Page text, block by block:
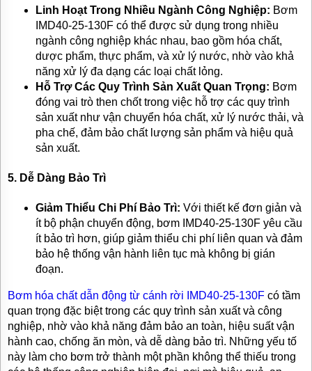
Linh Hoạt Trong Nhiều Ngành Công Nghiệp: Bơm
IMD40-25-130F có thể được sử dụng trong nhiều
ngành công nghiệp khác nhau, bao gồm hóa chất,
dược phẩm, thực phẩm, và xử lý nước, nhờ vào khả
năng xử lý đa dạng các loại chất lỏng.
Hỗ Trợ Các Quy Trình Sản Xuất Quan Trọng: Bơm
đóng vai trò then chốt trong việc hỗ trợ các quy trình
sản xuất như vận chuyển hóa chất, xử lý nước thải, và
pha chế, đảm bảo chất lượng sản phẩm và hiệu quả
sản xuất.
5. Dễ Dàng Bảo Trì
Giảm Thiểu Chi Phí Bảo Trì: Với thiết kế đơn giản và
ít bộ phận chuyển động, bơm IMD40-25-130F yêu cầu
ít bảo trì hơn, giúp giảm thiểu chi phí liên quan và đảm
bảo hệ thống vận hành liên tục mà không bị gián
đoạn.
Bơm hóa chất dẫn động từ cánh rời IMD40-25-130F có tầm
quan trọng đặc biệt trong các quy trình sản xuất và công
nghiệp, nhờ vào khả năng đảm bảo an toàn, hiệu suất vận
hành cao, chống ăn mòn, và dễ dàng bảo trì. Những yếu tố
này làm cho bơm trở thành một phần không thể thiếu trong